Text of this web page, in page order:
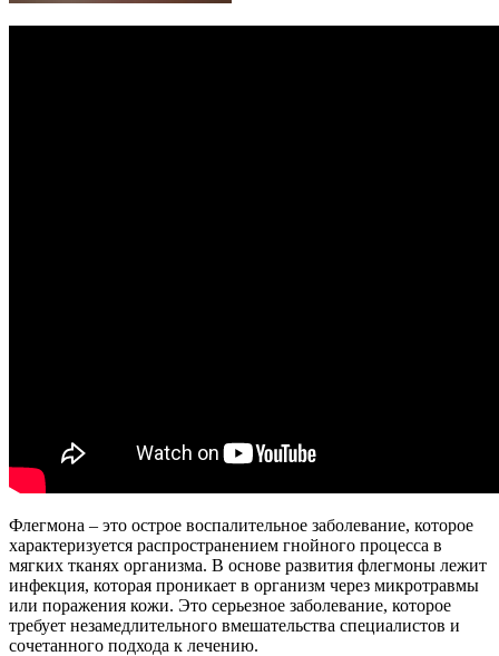
Флегмона – это острое воспалительное заболевание, которое
характеризуется распространением гнойного процесса в
мягких тканях организма. В основе развития флегмоны лежит
инфекция, которая проникает в организм через микротравмы
или поражения кожи. Это серьезное заболевание, которое
требует незамедлительного вмешательства специалистов и
сочетанного подхода к лечению.